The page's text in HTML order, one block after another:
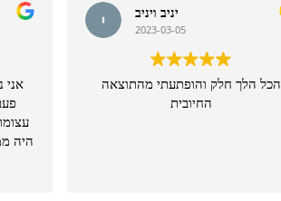
אני
היה
יניב ויניב
2023-03-05
הכל הלך חלק והופתעתי מהתוצאה
החיובית